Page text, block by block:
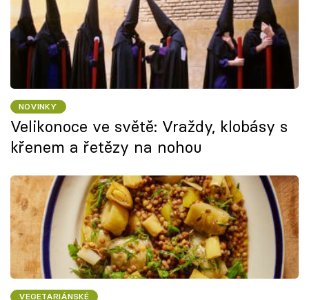
NOVINKY
Velikonoce ve světě: Vraždy, klobásy s
křenem a řetězy na nohou
VEGETARIÁNSKÉ